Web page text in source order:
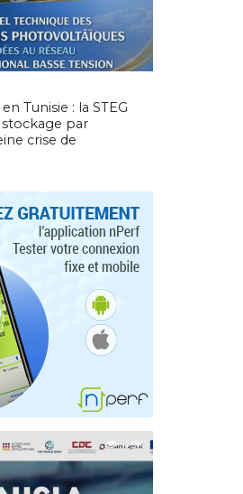
Tunisie : la STEG
stockage par
crise de
4.9K